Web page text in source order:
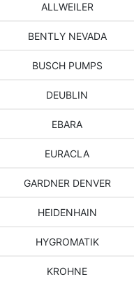
ALLWEILER
BENTLY NEVADA
BUSCH PUMPS
DEUBLIN
EBARA
EURACLA
GARDNER DENVER
HEIDENHAIN
HYGROMATIK
KROHNE